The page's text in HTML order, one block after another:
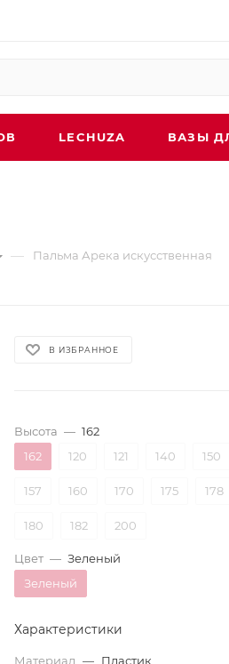
LECHUZA ВАЗЫ
— Пальма Арека искусственная
В ИЗБРАННОЕ
Высота — 162
162
120 121 140 150
157 160 170 175 178
180 182 200
Цвет — Зеленый
Зеленый
Характеристики
Материал — Пластик